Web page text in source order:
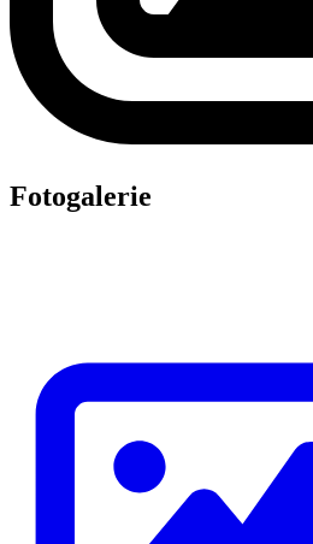
Fotogalerie